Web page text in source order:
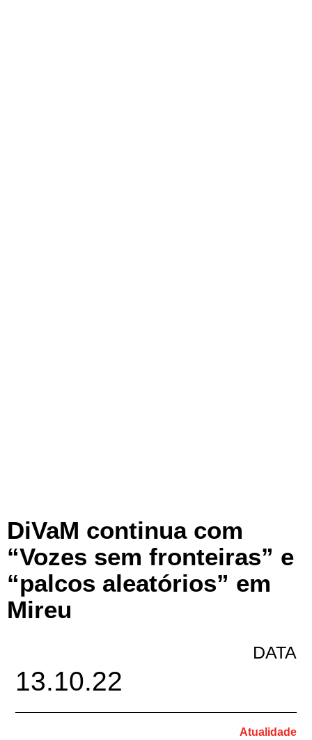
DiVaM continua com
“Vozes sem fronteiras” e
“palcos aleatórios” em
Mireu
DATA
13.10.22
Atualidade